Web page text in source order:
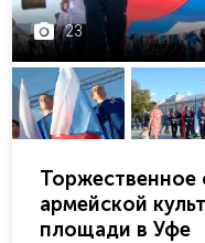
23
Торжественное
армейской
площади в Уфе